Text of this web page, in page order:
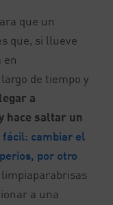
que un
que, si llueve
en
de tiempo y
a
hace saltar un
fácil: cambiar el
por otro
limpiaparabrisas
a una